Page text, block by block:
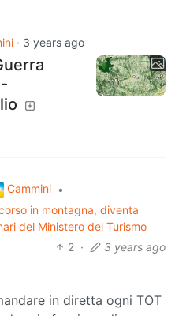
· 3 years ago
Cammini •
in montagna, diventa
del Ministero del Turismo
2 · 3 years ago
in diretta ogni TOT